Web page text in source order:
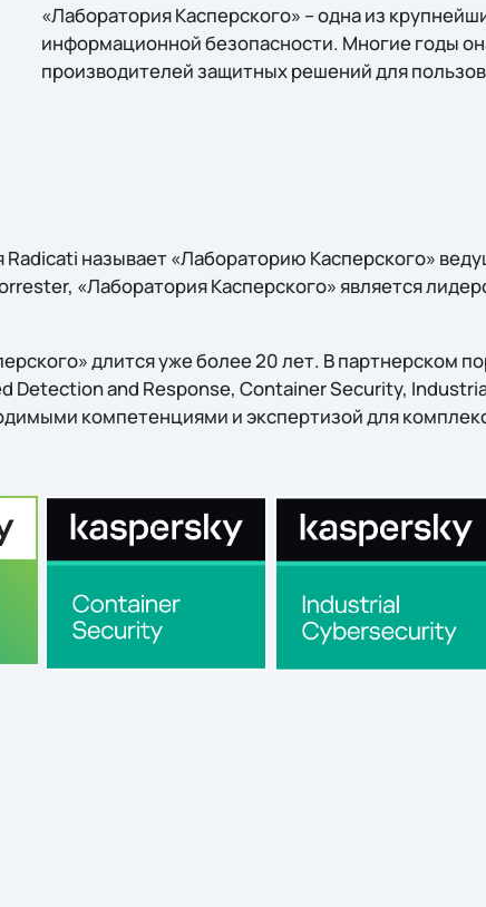
«Лаборатория Касперского» – одна из
информационной безопасности. Многие годы
производителей защитных решений для
называет «Лабораторию Касперского»
«Лаборатория Касперского» является
длится уже более 20 лет. В партнерском
Detection and Response, Container Security,
компетенциями и экспертизой для